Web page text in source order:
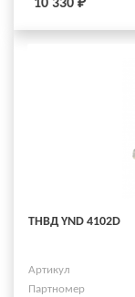
10 330 ₽
ТНВД YND 4102D
Артикул
Партномер